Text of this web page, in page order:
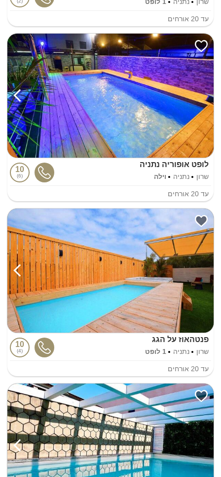
עד 20 אורחים
לופט אופוריה נתניה
שרון נתניה וילה
10
6
עד 20 אורחים
פנטהאוז על הגג
שרון נתניה 1 לופט
10
4
עד 20 אורחים